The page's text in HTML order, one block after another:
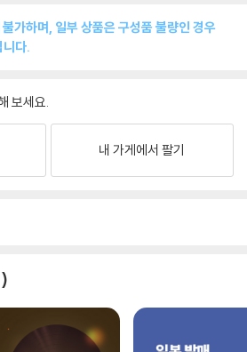
가하며, 일부 상품은 구성품 불량인 경우
니다.
보세요.
내 가게에서 팔기